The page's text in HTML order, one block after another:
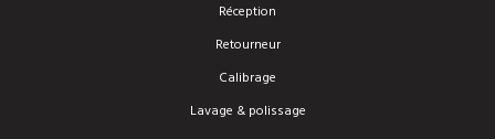
Réception
Retourneur
Calibrage
Lavage & polissage